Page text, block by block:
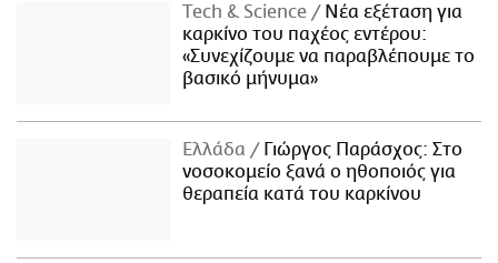
Τech & Science
Νέα εξέταση για
καρκίνο του παχέος εντέρου:
«Συνεχίζουμε να παραβλέπουμε το
βασικό μήνυμα»
Ελλάδα
Γιώργος Παράσχος: Στο
νοσοκομείο ξανά ο ηθοποιός για
θεραπεία κατά του καρκίνου